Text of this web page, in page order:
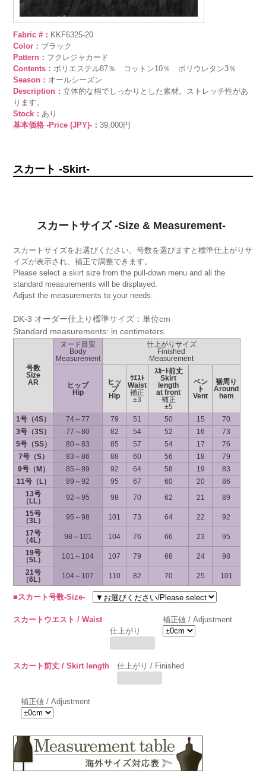
Fabric #： KKF6325-20
Color： ブラック
Pattern： フクレジャカード
Contents：ポリエステル87％ コットン10％ ポリウレタン3％
Season： オールシーズン
Description： 立体的な柄でしっかりとした素材。ストレッチ性があ
ります。
Stock：あり
基本価格 -Price (JPY)-：39,000円
スカート -Skirt-
スカートサイズ -Size & Measurement-
スカートサイズをお選びください。号数を選びますと標準仕上がりサ
イズが表示され、補正で調整できます。
Please select a skirt size from the pull-down menu and all the
standard measurements will be displayed.
Adjust the measurements to your needs.
DK-3 オーダー仕上り標準サイズ：単位cm
Standard measurements: in centimeters
号数
Size
AR
ヌード目安
Body
Measurement
仕上がりサイズ
Finished
Measurement
ヒップ
Hip
ヒッ
プ
Hip
ｳｴｽﾄ
Waist
補正
±3
ｽｶｰﾄ前丈
Skirt
length
at front
補正
±5
ベン
ト
Vent
裾周り
Around
hem
1号（4S） 74～77 79 51 50 15
70
3号（3S）
77～80 82 54 52 16
73
5号（SS）
80～83 85 57 54 17
76
7号（S）
83～86 88 60 56 18
79
9号（M）
85～89 92 64 58 19
83
11号（L）
89～92 95 67 60 20
86
13号
（LL）
92～95 98 70 62 21
89
15号
（3L）
95～98 101 73 64 22
92
17号
（4L）
98～101 104 76 66 23
95
19号
（5L）
101～104 107 79 68 24
98
21号
（6L）
104～107 110 82 70 25 101
■スカート号数-Size-
スカートウエスト / Waist
仕上がり
補正値 / Adjustment
スカート前丈 / Skirt length 仕上がり / Finished
補正値 / Adjustment